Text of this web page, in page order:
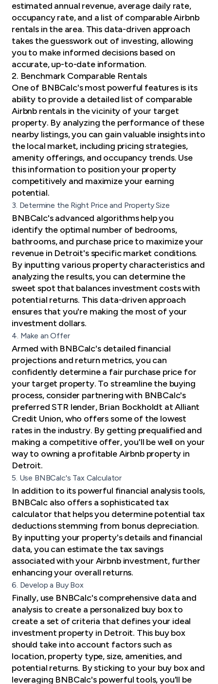
estimated annual revenue, average daily rate,
occupancy rate, and a list of comparable Airbnb
rentals in the area. This data-driven approach
takes the guesswork out of investing, allowing
you to make informed decisions based on
accurate, up-to-date information.
2. Benchmark Comparable Rentals
One of BNBCalc's most powerful features is its
ability to provide a detailed list of comparable
Airbnb rentals in the vicinity of your target
property. By analyzing the performance of these
nearby listings, you can gain valuable insights into
the local market, including pricing strategies,
amenity offerings, and occupancy trends. Use
this information to position your property
competitively and maximize your earning
potential.
3. Determine the Right Price and Property Size
BNBCalc's advanced algorithms help you
identify the optimal number of bedrooms,
bathrooms, and purchase price to maximize your
revenue in Detroit's specific market conditions.
By inputting various property characteristics and
analyzing the results, you can determine the
sweet spot that balances investment costs with
potential returns. This data-driven approach
ensures that you're making the most of your
investment dollars.
4. Make an Offer
Armed with BNBCalc's detailed financial
projections and return metrics, you can
confidently determine a fair purchase price for
your target property. To streamline the buying
process, consider partnering with BNBCalc's
preferred STR lender, Brian Bockholdt at Alliant
Credit Union, who offers some of the lowest
rates in the industry. By getting prequalified and
making a competitive offer, you'll be well on your
way to owning a profitable Airbnb property in
Detroit.
5. Use BNBCalc's Tax Calculator
In addition to its powerful financial analysis tools,
BNBCalc also offers a sophisticated tax
calculator that helps you determine potential tax
deductions stemming from bonus depreciation.
By inputting your property's details and financial
data, you can estimate the tax savings
associated with your Airbnb investment, further
enhancing your overall returns.
6. Develop a Buy Box
Finally, use BNBCalc's comprehensive data and
analysis to create a personalized buy box to
create a set of criteria that defines your ideal
investment property in Detroit. This buy box
should take into account factors such as
location, property type, size, amenities, and
potential returns. By sticking to your buy box and
leveraging BNBCalc's powerful tools, you'll be